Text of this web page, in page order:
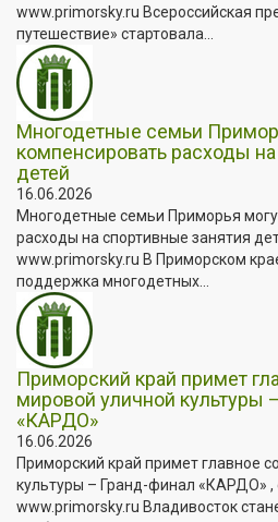
www.primorsky.ru Всероссийская
путешествие» стартовала...
Многодетные семьи
компенсировать расходы
детей
16.06.2026
Многодетные семьи Приморья
расходы на спортивные занятия
www.primorsky.ru В Приморском
поддержка многодетных...
Приморский край примет
мировой уличной культуры
«КАРДО»
16.06.2026
Приморский край примет главное
культуры – Гранд-финал «КАРДО» ,
www.primorsky.ru Владивосток